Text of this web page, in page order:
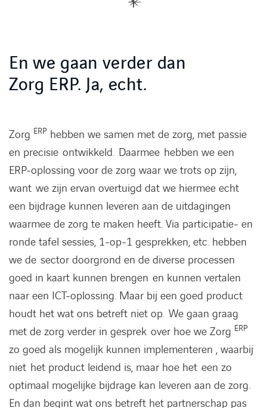
LINKEDINYOUTUBE
En we gaan verder dan
Zorg ERP. Ja, echt.
Zorg ERP hebben we samen met de zorg, met passie
en precisie ontwikkeld. Daarmee hebben we een
ERP-oplossing voor de zorg waar we trots op zijn,
want we zijn ervan overtuigd dat we hiermee echt
een bijdrage kunnen leveren aan de uitdagingen
waarmee de zorg te maken heeft. Via participatie- en
ronde tafel sessies, 1-op-1 gesprekken, etc. hebben
we de sector doorgrond en de diverse processen
goed in kaart kunnen brengen en kunnen vertalen
naar een ICT-oplossing. Maar bij een goed product
houdt het wat ons betreft niet op. We gaan graag
met de zorg verder in gesprek over hoe we Zorg ERP
zo goed als mogelijk kunnen implementeren , waarbij
niet het product leidend is, maar hoe het een zo
optimaal mogelijke bijdrage kan leveren aan de zorg.
En dan begint wat ons betreft het partnerschap pas